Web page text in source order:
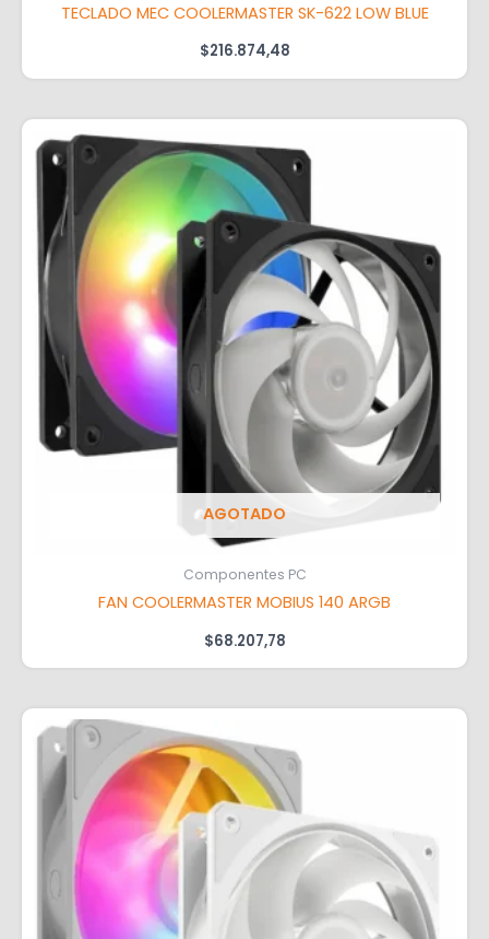
TECLADO MEC COOLERMASTER SK-622 LOW BLUE
$216.874,48
AGOTADO
Componentes PC
FAN COOLERMASTER MOBIUS 140 ARGB
$68.207,78